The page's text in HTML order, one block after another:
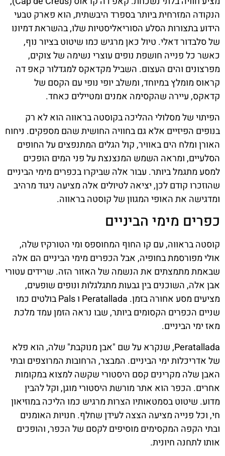
הנקודה המזרחית ביותר בספרד היבשתית, הוא פארק טבעי
הידוע בתצורות הסלע הסוריאליסטיות שלו, בהשראת דמיונו
של סלבדור דאלי. טיול כאן מרגיש כמו שיטוט בציור נוף,
כאשר כל פנייה חושפת נופים עוצרי נשימה של צוקים,
מפרצונים והים העצום. השביל מקדאקס למגדלור קאפ דה
קראוס מומלץ במיוחד, ומשלב יופי נופי עם הקסם של
קדאקס, עיירה שהקסימה אמנים ומטיילים כאחד.
הפיתוי של מסלולי ההליכה בקוסטה בראווה הוא לא רק
בנופים הפיזיים אלא גם בחוויה החושית שהם מספקים. ניחוח
האורן ומלח הים באוויר, קול הגלים המתנפצים על החופים
הסלעיים, ומראה השמש המנצנצת על פני המים הופכים
למסע מתגמל ביותר. עבור אלה שביקרו בכפרים מימי הביניים
שהוזכרו קודם לכן, יציאה לטיולים אלה מציעה ניגוד מרהיב
ומדגישה את האופי המגוון של קוסטה בראווה.
כפרים מימי הביניים
קוסטה בראווה, עם קו החוף המחוספס ומי הטורקיז שלה,
אולי מפורסמת בחופיה, אבל הכפרים מימי הביניים הם אלה
שבאמת מתמצתים את הנשמה של האזור הזה. שרידים עטורי
אבן אלה, השוכנים בין גבעות מתגלגלות ונופים שופעים,
מציעים מסע אחורה בזמן. Peratallada ו Pals בולטים כמו
שניים הכפרים הקסומים ביותר, שבו נראה הזמן עמד מלכת
מאז ימי הביניים.
Peratallada, שנקרא על שם "אבן מנוקבת" שלה, הוא פלא
של אדריכלות ימי הביניים. המבצר, הרחובות המרוצפים ובתי
האבן שלה מקרינים קסם היסטורי שקשה למצוא במקומות
אחרים. הכפר הוא אתר מורשת היסטורי מוגן, וקל להבין
מדוע. שיטוט בסמטאותיו הצרות מרגיש כמו הליכה במוזיאון
חי, וכל פנייה מציעה הצצה לעידן שחלף. חנויות האומנים
ובתי הקפה המקסימים מוסיפים לקסם של הכפר, והופכים
אותו לתחנה חיונית.